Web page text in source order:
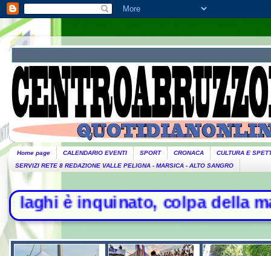
Home page CALENDARIO EVENTI SPORT CRONACA
CULTURA E
SERVIZI RETE 8 REDAZIONE VALLE PELIGNA - MARSICA - ALTO SANGRO
colpa della mala